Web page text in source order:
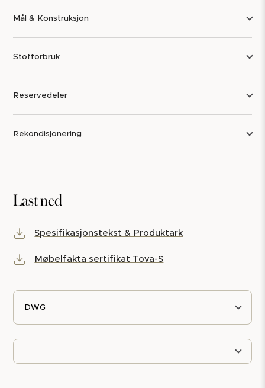
Mål & Konstruksjon
Stofforbruk
Reservedeler
Rekondisjonering
Last ned
Spesifikasjonstekst & Produktark
Møbelfakta sertifikat Tova-S
DWG